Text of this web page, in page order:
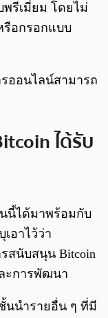
รีเมี่ยม โดยไม่
รือกรอกแบบ
ออนไลน์สามารถ
ได้รับ
นนี้ได้มาพร้อมกับ
เอาไว้ว่า
สนับสนุน Bitcoin
ะการพัฒนา
นนำรายอื่น ๆ ที่มี